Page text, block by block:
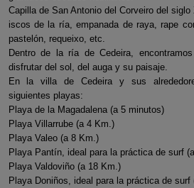
Capilla de San Antonio del Corveiro del siglo
iscos de la ría, empanada de raya, rape
pastelón, requeixo, etc.
Dentro de la ría de Cedeira,
disfrutar del sol, del auga y su paisaje.
En la villa de Cedeira y sus
siguientes playas:
Playa de la Magadalena (a 5 minutos)
Playa Villarrube (a 4 Km.)
Playa Valeo (a 8 Km.)
Playa Pantín, ideal para la práctica de surf
Playa Valdoviño (a 18 Km.)
Playa Doniños, ideal para la práctica de surf